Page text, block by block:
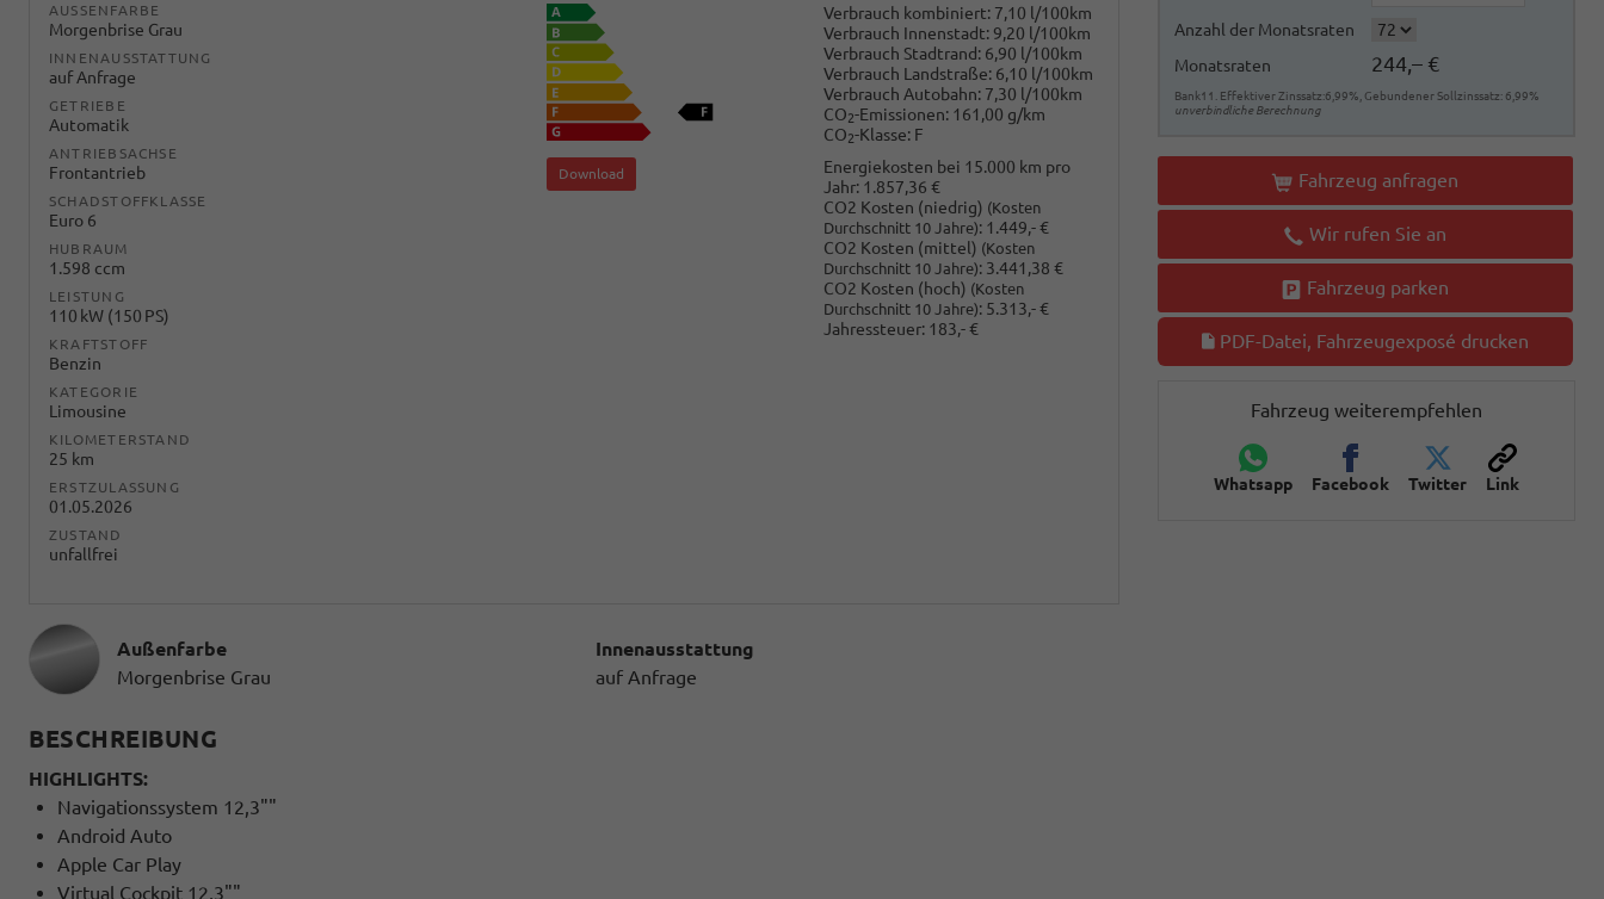
Anzahl der Monatsraten
Monatsraten
244,– €
Bank11. Effektiver Zinssatz:6,99%, Gebundener Sollzinssatz: 6,99%
unverbindliche Berechnung
Fahrzeug anfragen
Wir rufen Sie an
Fahrzeug parken
PDF-Datei, Fahrzeugexposé drucken
Fahrzeug weiterempfehlen
Whatsapp Facebook Twitter Link
AUSSENFARBE
Morgenbrise Grau
INNENAUSSTATTUNG
auf Anfrage
GETRIEBE
Automatik
ANTRIEBSACHSE
Frontantrieb
SCHADSTOFFKLASSE
Euro 6
HUBRAUM
1.598 ccm
LEISTUNG
110 kW (150 PS)
KRAFTSTOFF
Benzin
KATEGORIE
Limousine
KILOMETERSTAND
25 km
ERSTZULASSUNG
01.05.2026
ZUSTAND
unfallfrei
Verbrauch kombiniert: 7,10 l/100km
Verbrauch Innenstadt: 9,20 l/100km
Verbrauch Stadtrand: 6,90 l/100km
Verbrauch Landstraße: 6,10 l/100km
Verbrauch Autobahn: 7,30 l/100km
CO2-Emissionen: 161,00 g/km
CO2-Klasse: F
Download
Energiekosten bei 15.000 km pro
Jahr: 1.857,36 €
CO2 Kosten (niedrig) (Kosten
Durchschnitt 10 Jahre): 1.449,- €
CO2 Kosten (mittel) (Kosten
Durchschnitt 10 Jahre): 3.441,38 €
CO2 Kosten (hoch) (Kosten
Durchschnitt 10 Jahre): 5.313,- €
Jahressteuer: 183,- €
Außenfarbe
Morgenbrise Grau
Innenausstattung
auf Anfrage
BESCHREIBUNG
HIGHLIGHTS:
Navigationssystem 12,3""
Android Auto
Apple Car Play
Virtual Cockpit 12,3""